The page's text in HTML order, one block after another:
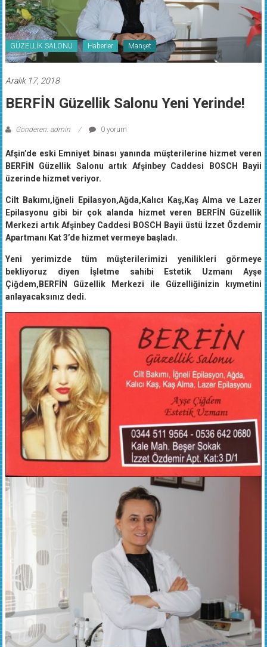
GÜZELLİK SALONU Haberler Manşet
BERFİN Güzellik Salonu Yeni Yerinde!
BERFİN Güzellik Salonu artık Afşinbey Caddesi BOSCH Bayii
üzerinde hizmet veriyor.
Cilt Bakımı,İğneli Epilasyon,Ağda,Kalıcı Kaş,Kaş Alma ve Lazer
Epilasyonu gibi bir çok alanda hizmet veren BERFİN Güzellik
Merkezi artık Afşinbey Caddesi BOSCH Bayii üstü İzzet Özdemir
Apartmanı Kat 3’de hizmet vermeye başladı.
bekliyoruz diyen İşletme sahibi Estetik Uzmanı Ayşe
Çiğdem,BERFİN Güzellik Merkezi ile Güzelliğinizin kıymetini
anlayacaksınız dedi.